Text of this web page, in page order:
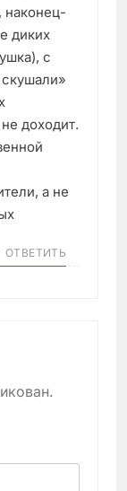
наконец-
диких
с
доходит.
а не
ОТВЕТИТЬ